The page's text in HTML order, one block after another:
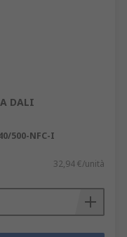
DALI
500-NFC-I
32,94 €/unità